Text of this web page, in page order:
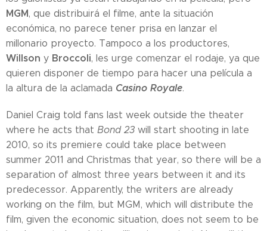
MGM, que distribuirá el filme, ante la situación
económica, no parece tener prisa en lanzar el
millonario proyecto. Tampoco a los productores,
Willson y Broccoli, les urge comenzar el rodaje, ya que
quieren disponer de tiempo para hacer una película a
la altura de la aclamada Casino Royale.
Daniel Craig told fans last week outside the theater
where he acts that Bond 23 will start shooting in late
2010, so its premiere could take place between
summer 2011 and Christmas that year, so there will be a
separation of almost three years between it and its
predecessor. Apparently, the writers are already
working on the film, but MGM, which will distribute the
film, given the economic situation, does not seem to be